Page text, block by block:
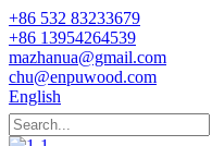
+86 532 83233679
+86 13954264539
mazhanua@gmail.com
chu@enpuwood.com
English